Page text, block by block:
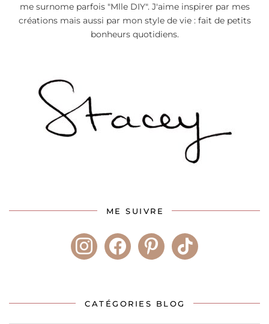
me surnome parfois "Mlle DIY". J'aime inspirer par mes
créations mais aussi par mon style de vie : fait de petits
bonheurs quotidiens.
ME SUIVRE
instagramfacebookpinteresttiktok
CATÉGORIES BLOG